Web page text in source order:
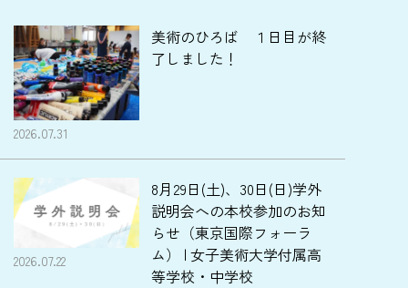
2026.07.31
美術のひろば １日目が終
了しました！
2026.07.22
8月29日(土)、30日(日)学外
説明会への本校参加のお知
らせ（東京国際フォーラ
ム） | 女子美術大学付属高
等学校・中学校